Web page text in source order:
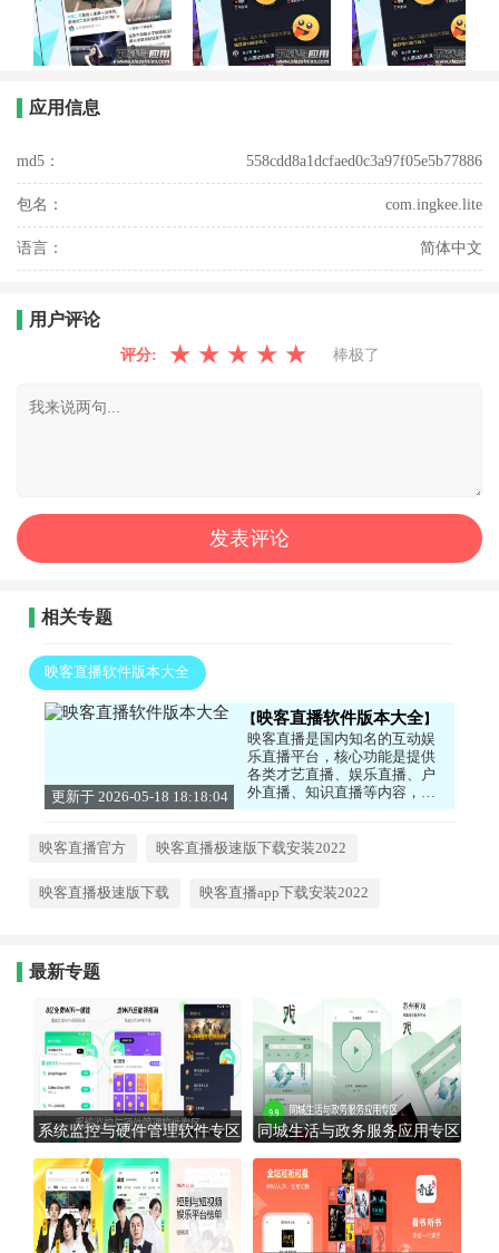
应用信息
md5： 558cdd8a1dcfaed0c3a97f05e5b77886
包名： com.ingkee.lite
语言： 简体中文
用户评论
评分: ★ ★ ★ ★ ★ 棒极了
相关专题
映客直播软件版本大全
更新于 2026-05-18 18:18:04
映客直播软件版本大全
映客直播是国内知名的互动娱
乐直播平台，核心功能是提供
各类才艺直播、娱乐直播、户
外直播、知识直播等内容，支
持用户连麦互动、礼物打赏、
娱乐社交和内容创作需求。喜
映客直播官方 映客直播极速版下载安装2022
映客直播极速版下载 映客直播app下载安装2022
最新专题
系统监控与硬件管理软件专区 同城生活与政务服务应用专区